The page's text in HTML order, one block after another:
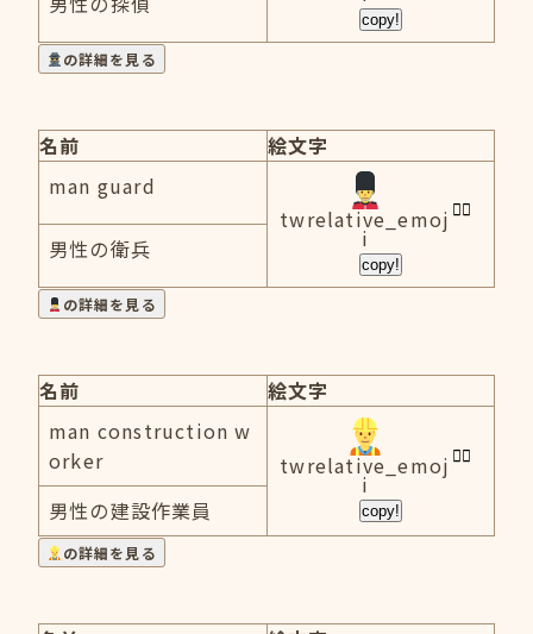
copy!
の詳細を見る
名前
絵文字
man guard
twrelative_emoj
i
copy!
男性の衛兵
の詳細を見る
名前
絵文字
man construction w
orker
twrelative_emoj
i
copy!
男性の建設作業員
の詳細を見る